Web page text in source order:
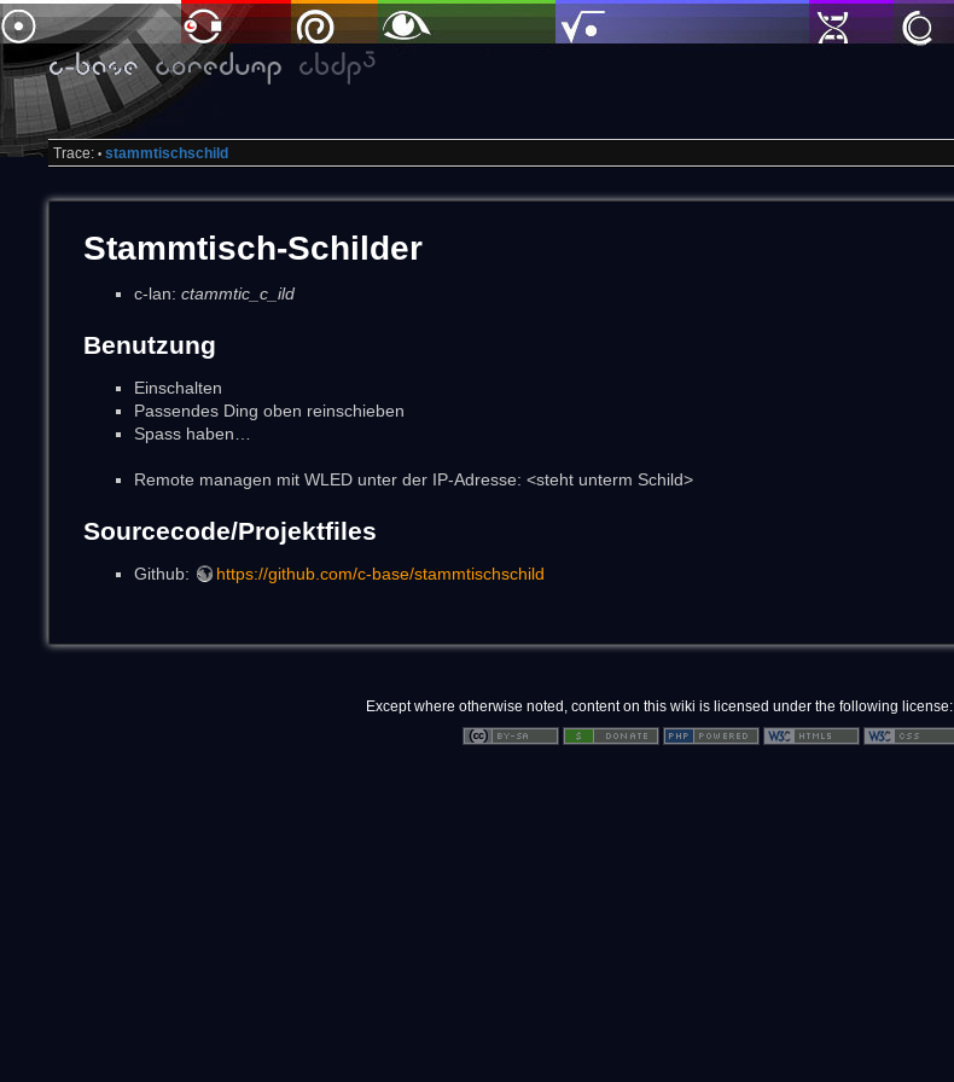
Trace: • stammtischschild
Stammtisch-Schilder
c-lan: ctammtic_c_ild
Benutzung
Einschalten
Passendes Ding oben reinschieben
Spass haben…
Remote managen mit WLED unter der IP-Adresse: <steht unterm Schild>
Sourcecode/Projektfiles
Github: https://github.com/c-base/stammtischschild
Except where otherwise noted, content on this wiki is licensed under the following license: